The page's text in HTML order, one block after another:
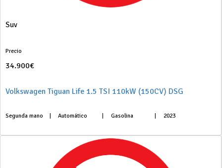
Suv
Precio
34.900€
Volkswagen Tiguan Life 1.5 TSI 110kW (150CV) DSG
Segunda mano Automático Gasolina 2023